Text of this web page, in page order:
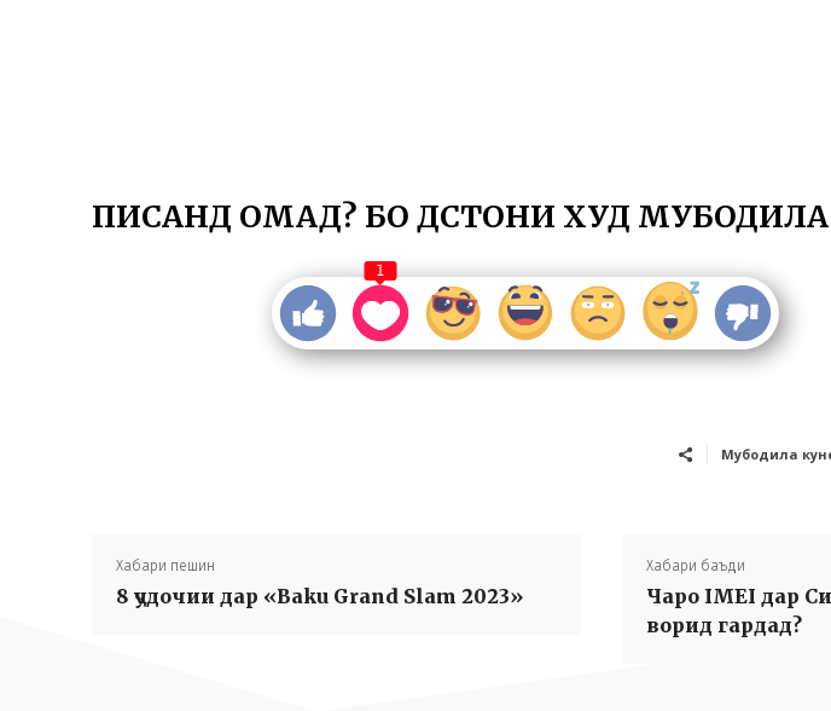
ПИСАНД ОМАД? БО ДӮСТОНИ ХУД
1
Мубодила
Хабари пешин
8 ҷудочии дар «Baku Grand Slam 2023»
Хабари баъди
Чаро IMEI дар
ворид гардад?